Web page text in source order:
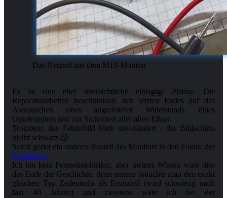
Das Netzteil aus dem M19-Monitor
Es ist eine eher übersichtliche einlagige Platine. Die
Reparaturarbeiten beschränkten sich letzten Endes auf das
Austauschen eines angerösteten Widerstands, eines
Optokopplers und zur Sicherheit aller alten Elkos.
Trotzdem: das Fehlerbild blieb unverändert - der Bildschirm
bleibt schwarz.😕
Somit geriet ein anderes Bauteil des Monitors in den Fokus: der
Zeilentrafo.
Ich bin kein Fernsehelektriker, aber meines Wissen wäre dies
das Ende der Geschichte, denn erstens bräuchte man den exakt
gleichen Typ Zeilentrafo als Ersatzteil (wird schwierig nach
fast 40 Jahren) und zweitens wäre ich bei der